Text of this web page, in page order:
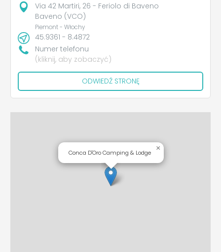
Via 42 Martiri, 26 - Feriolo di Baveno
Baveno (VCO)
Piemont - Włochy
45.9361 - 8.4872
Numer telefonu
(kliknij, aby zobaczyć)
ODWIEDŹ STRONĘ
Conca D'Oro Camping & Lodge
×